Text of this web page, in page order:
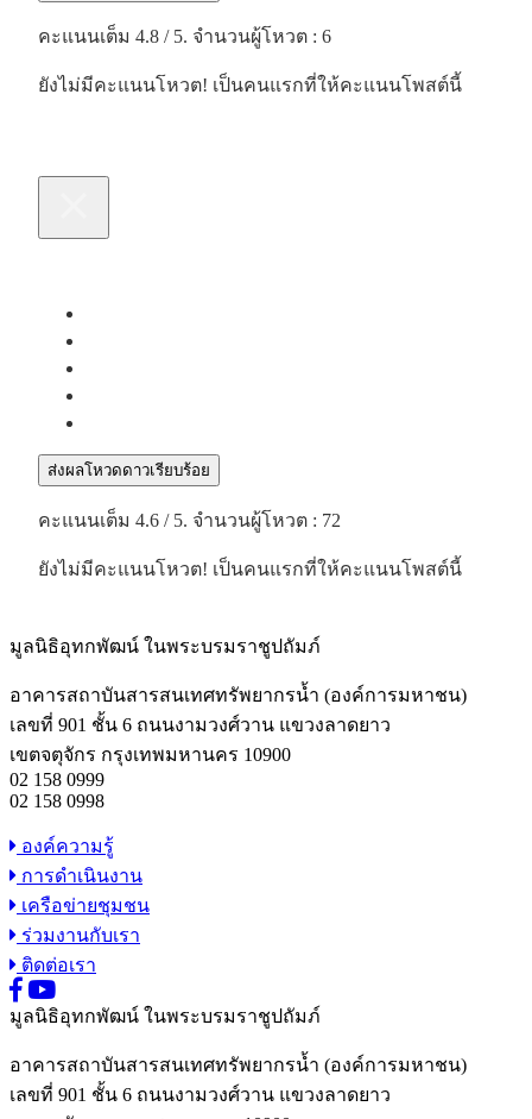
คะแนนเต็ม 4.8 / 5. จำนวนผู้โหวต : 6
ยังไม่มีคะแนนโหวต! เป็นคนแรกที่ให้คะแนนโพสต์นี้
ส่งผลโหวดดาวเรียบร้อย
คะแนนเต็ม 4.6 / 5. จำนวนผู้โหวต : 72
ยังไม่มีคะแนนโหวต! เป็นคนแรกที่ให้คะแนนโพสต์นี้
มูลนิธิอุทกพัฒน์ ในพระบรมราชูปถัมภ์
อาคารสถาบันสารสนเทศทรัพยากรน้ำ (องค์การมหาชน)
เลขที่ 901 ชั้น 6 ถนนงามวงศ์วาน แขวงลาดยาว
เขตจตุจักร กรุงเทพมหานคร 10900
02 158 0999
02 158 0998
องค์ความรู้
การดำเนินงาน
เครือข่ายชุมชน
ร่วมงานกับเรา
ติดต่อเรา
มูลนิธิอุทกพัฒน์ ในพระบรมราชูปถัมภ์
อาคารสถาบันสารสนเทศทรัพยากรน้ำ (องค์การมหาชน)
เลขที่ 901 ชั้น 6 ถนนงามวงศ์วาน แขวงลาดยาว